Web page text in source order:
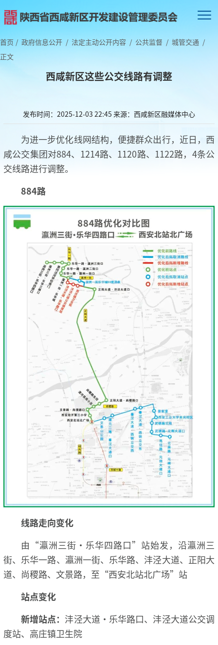
首页 / 政府信息公开 / 法定主动公开内容 / 公共监督 / 城管交通 /
正文
西咸新区这些公交线路有调整
发布时间：2025-12-03 22:45 来源：西咸新区融媒体中心
为进一步优化线网结构，便捷群众出行，近日，西
咸公交集团对884、1214路、1120路、1122路，4条公
交线路进行调整。
884路
线路走向变化
由“瀛洲三街·乐华四路口”站始发，沿瀛洲三
街、乐华一路、瀛洲一街、乐华路、沣泾大道、正阳大
道、尚稷路、文景路，至“西安北站北广场”站
站点变化
新增站点： 沣泾大道·乐华路口、沣泾大道公交调
度站、高庄镇卫生院